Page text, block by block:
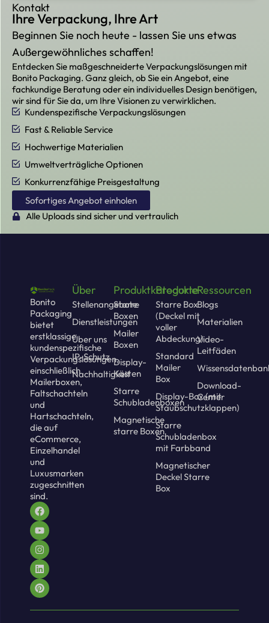
Kontakt
Ihre Verpackung, Ihre Art
Beginnen Sie noch heute - lassen Sie uns etwas
Außergewöhnliches schaffen!
Entdecken Sie maßgeschneiderte Verpackungslösungen mit
Bonito Packaging. Ganz gleich, ob Sie ein Angebot, eine
fachkundige Beratung oder ein individuelles Design benötigen,
wir sind für Sie da, um Ihre Visionen zu verwirklichen.
Kundenspezifische Verpackungslösungen
Fast & Reliable Service
Hochwertige Materialien
Umweltverträgliche Optionen
Konkurrenzfähige Preisgestaltung
Sofortiges Angebot einholen
Alle Uploads sind sicher und vertraulich
Bonito
Packaging
bietet
erstklassige
kundenspezifische
Verpackungslösungen,
einschließlich
Mailerboxen,
Faltschachteln
und
Hartschachteln,
die auf
eCommerce,
Einzelhandel
und
Luxusmarken
zugeschnitten
sind.
Über
Stellenangebote
Dienstleistungen
Über uns
IP-Schutz
Nachhaltigkeit
Produktkategorie
Starre
Boxen
Mailer
Boxen
Display-
Kästen
Starre
Schubladenboxen
Magnetische
starre Boxen
Produkte
Starre Box
(Deckel mit
voller
Abdeckung)
Standard
Mailer
Box
Display-Box (mit
Staubschutzklappen)
Starre
Schubladenbox
mit Farbband
Magnetischer
Deckel Starre
Box
Ressourcen
Blogs
Materialien
Video-
Leitfäden
Download-
Center